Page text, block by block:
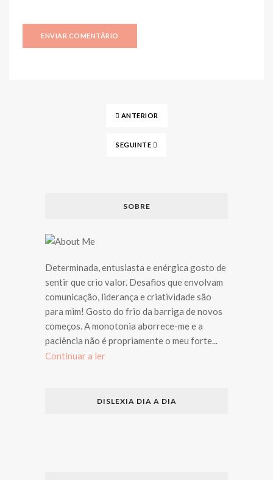
ANTERIOR
SEGUINTE
SOBRE
Determinada, entusiasta e enérgica gosto de
sentir que crio valor. Desafios que envolvam
comunicação, liderança e criatividade são
para mim! Gosto do frio da barriga de novos
começos. A monotonia aborrece-me e a
paciência não é propriamente o meu forte...
Continuar a ler
DISLEXIA DIA A DIA